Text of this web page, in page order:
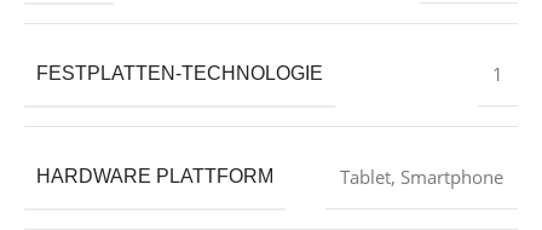
FESTPLATTEN-TECHNOLOGIE ‎1
HARDWARE PLATTFORM ‎Tablet, Smartphone